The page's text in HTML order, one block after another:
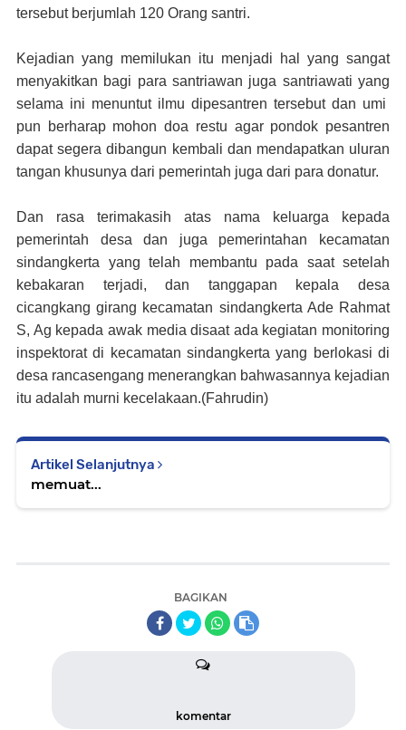
tersebut berjumlah 120 Orang santri.
Kejadian yang memilukan itu menjadi hal yang sangat
menyakitkan bagi para santriawan juga santriawati yang
selama ini menuntut ilmu dipesantren tersebut dan umi
pun berharap mohon doa restu agar pondok pesantren
dapat segera dibangun kembali dan mendapatkan uluran
tangan khusunya dari pemerintah juga dari para donatur.
Dan rasa terimakasih atas nama keluarga kepada
pemerintah desa dan juga pemerintahan kecamatan
sindangkerta yang telah membantu pada saat setelah
kebakaran terjadi, dan tanggapan kepala desa
cicangkang girang kecamatan sindangkerta Ade Rahmat
S, Ag kepada awak media disaat ada kegiatan monitoring
inspektorat di kecamatan sindangkerta yang berlokasi di
desa rancasengang menerangkan bahwasannya kejadian
itu adalah murni kecelakaan.(Fahrudin)
Artikel Selanjutnya
memuat...
BAGIKAN
komentar